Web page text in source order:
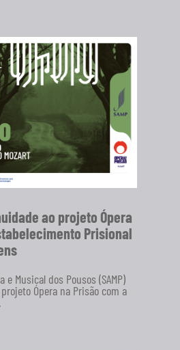
ao projeto Ópera
Prisional
e Musical dos Pousos (SAMP)
Ópera na Prisão com a